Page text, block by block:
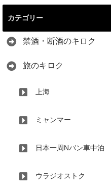
カテゴリー
禁酒・断酒のキロク
旅のキロク
上海
ミャンマー
日本一周Nバン車中泊
ウラジオストク